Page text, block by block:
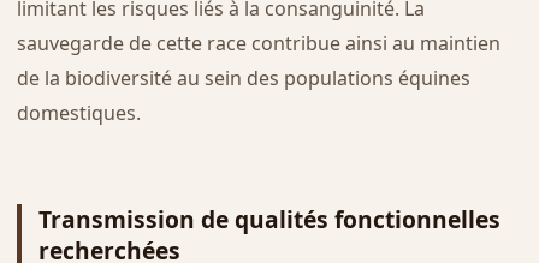
limitant les risques liés à la consanguinité. La
sauvegarde de cette race contribue ainsi au maintien
de la biodiversité au sein des populations équines
domestiques.
Transmission de qualités fonctionnelles
recherchées